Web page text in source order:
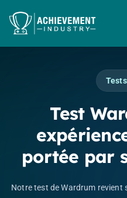
Test
portée par
Notre test de Wardrum revient